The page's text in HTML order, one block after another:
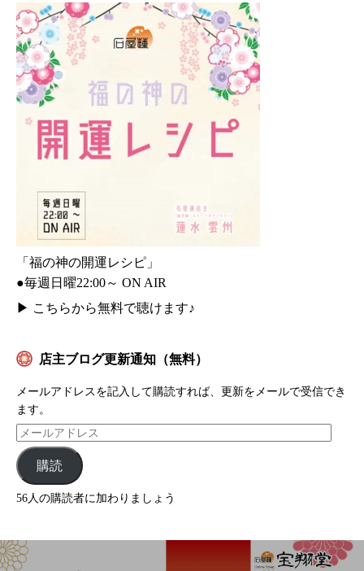
「福の神の開運レシピ」
●毎週日曜22:00～ ON AIR
▶ こちらから無料で聴けます♪
店主ブログ更新通知（無料）
メールアドレスを記入して購読すれば、更新をメールで受信でき
ます。
購読
56人の購読者に加わりましょう